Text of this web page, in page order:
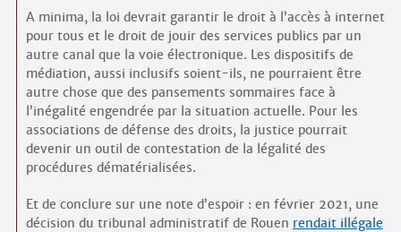
A minima, la loi devrait garantir le droit à l’accès à internet
pour tous et le droit de jouir des services publics par un
autre canal que la voie électronique. Les dispositifs de
médiation, aussi inclusifs soient-ils, ne pourraient être
autre chose que des pansements sommaires face à
l’inégalité engendrée par la situation actuelle. Pour les
associations de défense des droits, la justice pourrait
devenir un outil de contestation de la légalité des
procédures dématérialisées.
Et de conclure sur une note d’espoir : en février 2021, une
décision du tribunal administratif de Rouen rendait illégale